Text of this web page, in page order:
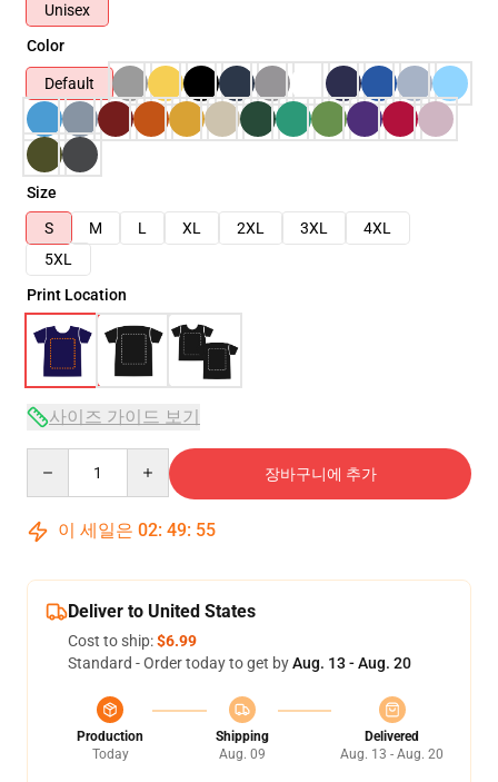
Unisex
Color
Default
Size
S
M L XL 2XL 3XL
4XL
5XL
Print Location
사이즈 가이드 보기
장바구니에 추가
이 세일은 02: 49: 54
Deliver to United States
Cost to ship:$6.99
Standard - Order today to get byAug. 13 - Aug. 20
Production
Today
Shipping
Aug. 09
Delivered
Aug. 13 - Aug. 20